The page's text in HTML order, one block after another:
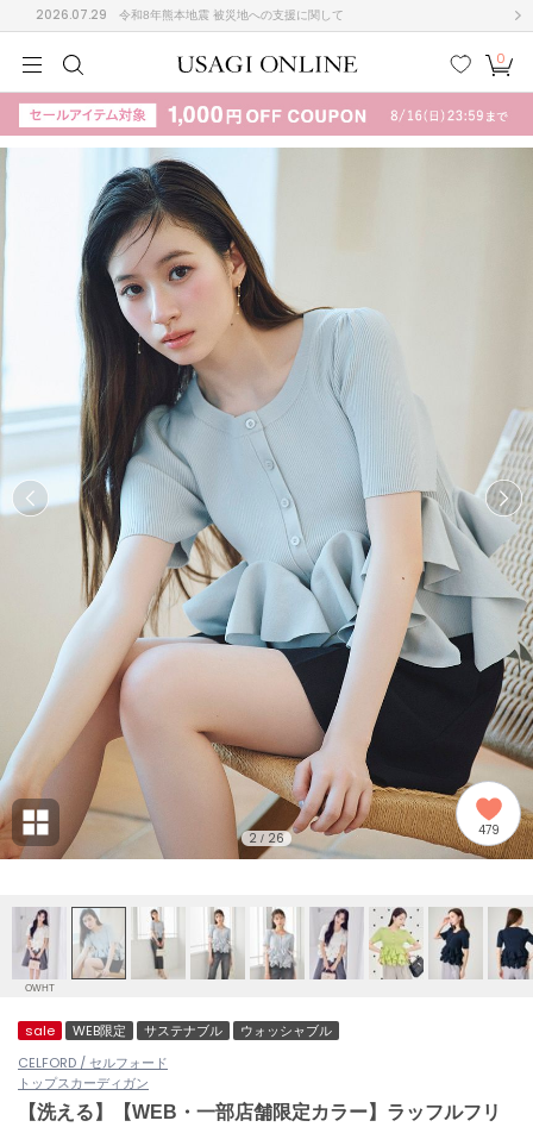
2026.07.29 令和8年熊本地震 被災地への支援に関して
検索
お気
に入
カー
ト
0
KIDSBABYBEAUTYLIFE STYLE
(708)
ス/ドレス (1160)
ームウェア (541)
リー (655)
ョン雑貨 (849)
/ランジェリー (127)
ェア (124)
(121)
KIDSBABYBEAUTYLIFE STYLE
C D E F
J K L M
Q R S T U
X Z
その
他
ACYM
アシーム
アディダス
adidas by Stella McCartney
アディダス バイ ステラマッカートニー
ALLISON BROWN
アリソンブラウン
amabro
アマブロ
Ame no chi Hare
アメノチハレ
アモマ
ánuans
アニュアンス
ànuke
アンヌーク
ASICS
アシックス
2 / 26 479
OWHT
sale WEB限定 サステナブル
ウォッシャブル
CELFORD / セルフォード
トップスカーディガン
【洗える】【WEB・一部店舗限定カラー】ラッフルフリ